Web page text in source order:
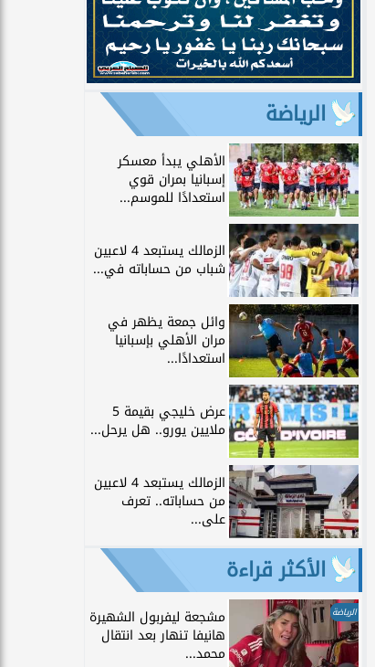
الرياضة
الأهلي يبدأ معسكر
إسبانيا بمران قوي
استعدادًا للموسم...
الزمالك يستبعد 4 لاعبين
شباب من حساباته في...
وائل جمعة يظهر في
مران الأهلي بإسبانيا
استعدادًا...
عرض خليجي بقيمة 5
ملايين يورو.. هل يرحل...
الزمالك يستبعد 4 لاعبين
من حساباته.. تعرف
على...
الأكثر قراءة
الرياضة مشجعة ليفربول الشهيرة
هانيفا تنهار بعد انتقال
محمد...